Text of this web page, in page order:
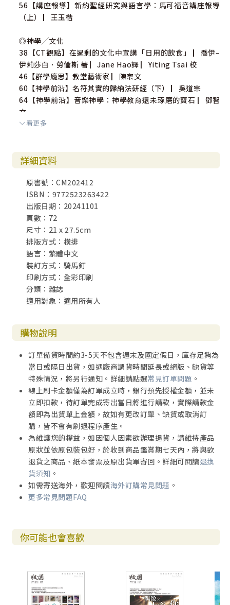
56【講座報導】新約聖經研究與語言學：馬可福音講座報導
（上） ▏王玉楷
◎神學╱文化
38【CT觀點】在過剩的文化中宣講「日用的飲食」 ▏喬伊–
伊莉莎白．勞倫斯 著 ▏Jane Hao譯 ▏Yiting Tsai 校
46【群學龐思】教堂藝術家 ▏陳宗文
60【神學前沿】名符其實的歸納法研經（下） ▏吳道宗
64【神學前沿】音樂神學：神學教育還未琢磨的寶石 ▏鄧智
文
68【讀書趣】新書上架 ▏金子煥 輯
看更多
詳細資料
原書號：CM202412
ISBN：9772523263422
出版日期：20241101
頁數：72
尺寸：21 x 27.5cm
排版方式：橫排
語言：繁體中文
裝訂方式：騎馬釘
印刷方式：全彩印刷
分類：雜誌
適用對象：適用所有人
購物說明
訂單備貨時間約3-5天不包含週末及國定假日，庫存足夠為
當日或隔日出貨，如遇廠商調貨時間延長或絕版、缺貨等
特殊情況，將另行通知。詳細請點選常見訂單問題 。
線上刷卡金額僅為訂單成立時，銀行預先授權金額，並未
立即扣款，待訂單完成寄出當日將進行請款，實際請款金
額即為出貨單上金額，故如有更改訂單、缺貨或取消訂
購，皆不會有刷退程序產生。
為維護您的權益，如因個人因素欲辦理退貨，請維持產品
原狀並依原包裝包好，於收到商品鑑賞期七天內，將與欲
退貨之商品、紙本發票及原出貨單寄回。詳細可閱讀退換
貨須知 。
如需寄送海外，歡迎閱讀海外訂購常見問題 。
更多常見問題FAQ
你可能也會喜歡